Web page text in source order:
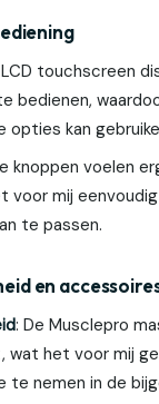
touchscreen
bedienen,
opties kan
knoppen voelen
voor mij
te passen.
en
: De Musclepro
het voor mij
te nemen in de